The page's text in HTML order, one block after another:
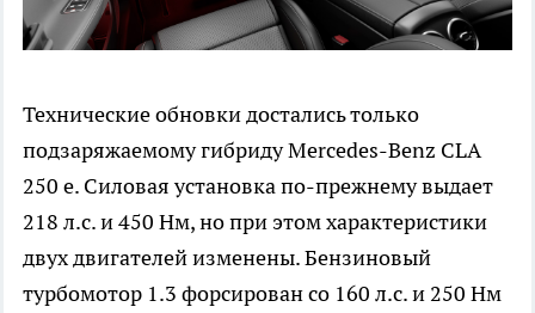
Технические обновки достались только
подзаряжаемому гибриду Mercedes-Benz CLA
250 e. Силовая установка по-прежнему выдает
218 л.с. и 450 Нм, но при этом характеристики
двух двигателей изменены. Бензиновый
турбомотор 1.3 форсирован со 160 л.с. и 250 Нм